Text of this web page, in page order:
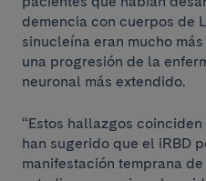
demencia con cuerpos de
sinucleína eran mucho
una progresión de la
neuronal más extendido.
“Estos hallazgos
han sugerido que el iRBD
manifestación temprana